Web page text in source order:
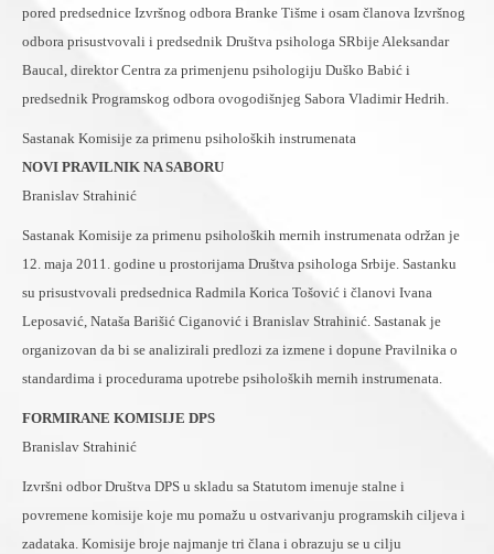
pored predsednice Izvršnog odbora Branke Tišme i osam članova Izvršnog
odbora prisustvovali i predsednik Društva psihologa SRbije Aleksandar
Baucal, direktor Centra za primenjenu psihologiju Duško Babić i
predsednik Programskog odbora ovogodišnjeg Sabora Vladimir Hedrih.
Sastanak Komisije za primenu psiholoških instrumenata
NOVI PRAVILNIK NA SABORU
Branislav Strahinić
Sastanak Komisije za primenu psiholoških mernih instrumenata održan je
12. maja 2011. godine u prostorijama Društva psihologa Srbije. Sastanku
su prisustvovali predsednica Radmila Korica Tošović i članovi Ivana
Leposavić, Nataša Barišić Ciganović i Branislav Strahinić. Sastanak je
organizovan da bi se analizirali predlozi za izmene i dopune Pravilnika o
standardima i procedurama upotrebe psiholoških mernih instrumenata.
FORMIRANE KOMISIJE DPS
Branislav Strahinić
Izvršni odbor Društva DPS u skladu sa Statutom imenuje stalne i
povremene komisije koje mu pomažu u ostvarivanju programskih ciljeva i
zadataka. Komisije broje najmanje tri člana i obrazuju se u cilju